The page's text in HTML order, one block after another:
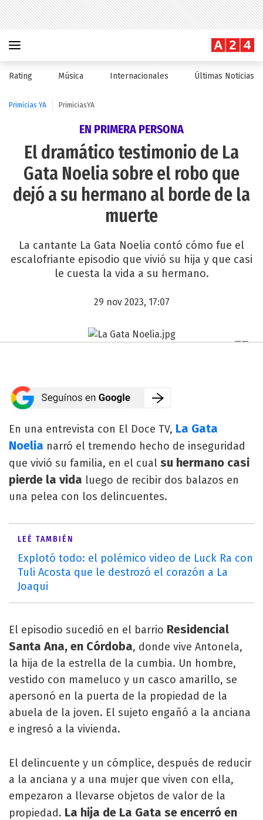
Rating Música Internacionales Últimas Noticias
Primicias YA PrimiciasYA
EN PRIMERA PERSONA
El dramático testimonio de La
Gata Noelia sobre el robo que
dejó a su hermano al borde de la
muerte
La cantante La Gata Noelia contó cómo fue el
escalofriante episodio que vivió su hija y que casi
le cuesta la vida a su hermano.
29 nov 2023, 17:07
En una entrevista con El Doce TV, La Gata
Noelia narró el tremendo hecho de inseguridad
que vivió su familia, en el cual su hermano casi
pierde la vida luego de recibir dos balazos en
una pelea con los delincuentes.
LEÉ TAMBIÉN
Explotó todo: el polémico video de Luck Ra con
Tuli Acosta que le destrozó el corazón a La
Joaqui
El episodio sucedió en el barrio Residencial
Santa Ana, en Córdoba, donde vive Antonela,
la hija de la estrella de la cumbia. Un hombre,
vestido con mameluco y un casco amarillo, se
apersonó en la puerta de la propiedad de la
abuela de la joven. El sujeto engañó a la anciana
e ingresó a la vivienda.
El delincuente y un cómplice, después de reducir
a la anciana y a una mujer que viven con ella,
empezaron a llevarse objetos de valor de la
propiedad. La hija de La Gata se encerró en